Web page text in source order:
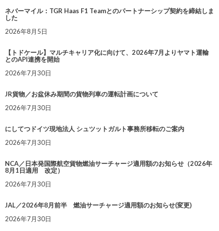
ネバーマイル：TGR Haas F1 Teamとのパートナーシップ契約を締結しま
した
2026年8月5日
【トドケール】マルチキャリア化に向けて、2026年7月よりヤマト運輸
とのAPI連携を開始
2026年7月30日
JR貨物／お盆休み期間の貨物列車の運転計画について
2026年7月30日
にしてつドイツ現地法人 シュツットガルト事務所移転のご案内
2026年7月30日
NCA／日本発国際航空貨物燃油サーチャージ適用額のお知らせ（2026年
8月1日適用 改定）
2026年7月30日
JAL／2026年8月前半 燃油サーチャージ適用額のお知らせ(変更)
2026年7月30日